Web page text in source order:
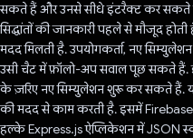
सकते हैं और उनसे सीधे इंटरैक्ट कर सकते
सिद्धांतों की जानकारी पहले से मौजूद
मदद मिलती है. उपयोगकर्ता, नए
उसी चैट में फ़ॉलो-अप सवाल पूछ सकते
के ज़रिए नए सिम्युलेशन शुरू कर सकते हैं.
की मदद से काम करती है. इसमें
हल्के Express.js ऐप्लिकेशन में JSON